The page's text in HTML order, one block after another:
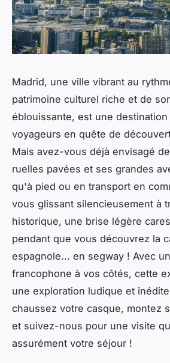
Madrid, une ville vibrant au
patrimoine culturel riche et de
éblouissante, est une
voyageurs en quête de
Mais avez-vous déjà envisagé
ruelles pavées et ses grandes
qu'à pied ou en transport en
vous glissant silencieusement à
historique, une brise légère
pendant que vous découvrez la
espagnole... en segway ! Avec
francophone à vos côtés, cette
une exploration ludique et
chaussez votre casque, montez
et suivez-nous pour une visite
assurément votre séjour !